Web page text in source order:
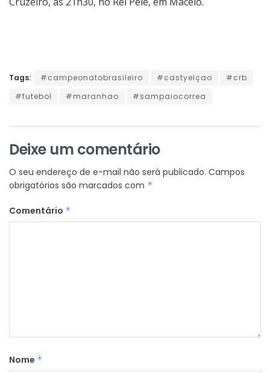
Tags: #campeonatobrasileiro #castyelçao
#crb
#futebol
#maranhao #sampaiocorrea
Deixe um comentário
O seu endereço de e-mail não será publicado. Campos
obrigatórios são marcados com *
Comentário *
Nome *